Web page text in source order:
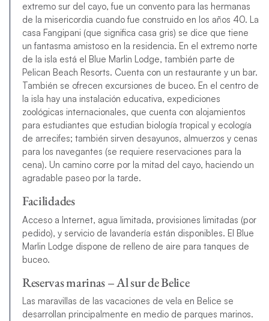
extremo sur del cayo, fue un convento para las hermanas
de la misericordia cuando fue construido en los años 40. La
casa Fangipani (que significa casa gris) se dice que tiene
un fantasma amistoso en la residencia. En el extremo norte
de la isla está el Blue Marlin Lodge, también parte de
Pelican Beach Resorts. Cuenta con un restaurante y un bar.
También se ofrecen excursiones de buceo. En el centro de
la isla hay una instalación educativa, expediciones
zoológicas internacionales, que cuenta con alojamientos
para estudiantes que estudian biología tropical y ecología
de arrecifes; también sirven desayunos, almuerzos y cenas
para los navegantes (se requiere reservaciones para la
cena). Un camino corre por la mitad del cayo, haciendo un
agradable paseo por la tarde.
Facilidades
Acceso a Internet, agua limitada, provisiones limitadas (por
pedido), y servicio de lavandería están disponibles. El Blue
Marlin Lodge dispone de relleno de aire para tanques de
buceo.
Reservas marinas – Al sur de Belice
Las maravillas de las vacaciones de vela en Belice se
desarrollan principalmente en medio de parques marinos.